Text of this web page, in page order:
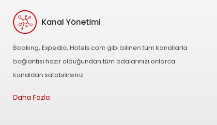
Kanal Yönetimi
Booking, Expedia, Hotels.com gibi bilinen tüm kanallarla
bağlantısı hazır olduğundan tüm odalarınızı onlarca
kanaldan satabilirsiniz.
Daha Fazla